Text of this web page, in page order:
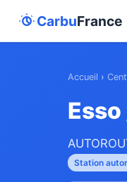
CarbuFrance
Accueil ›
Station